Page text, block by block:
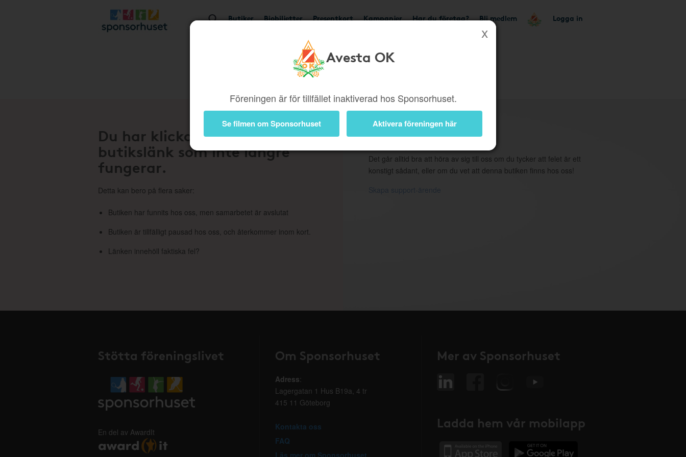
Butiker Biobiljetter Presentkort Kampanjer Har du företag? Bli medlem Logga in
Avesta OK
Föreningen är för tillfället inaktiverad hos Sponsorhuset.
Se filmen om Sponsorhuset Aktivera föreningen här
Stängd eller borttagen butik
Du har klickat på en
butikslänk som inte längre
fungerar.
Detta kan bero på flera saker:
Butiken har funnits hos oss, men samarbetet är avslutat
Butiken är tillfälligt pausad hos oss, och återkommer inom kort.
Länken innehöll faktiska fel?
Support
Det går alltid bra att höra av sig till oss om du tycker att felet är ett
konstigt sådant, eller om du vet att denna butiken finns hos oss!
Skapa support-ärende
Stötta föreningslivet
En del av AwardIt
Om Sponsorhuset
Adress:
Lagergatan 1 Hus B19a, 4 tr
415 11 Göteborg
Kontakta oss
FAQ
Läs mer om Sponsorhuset
Mer av Sponsorhuset
Ladda hem vår mobilapp